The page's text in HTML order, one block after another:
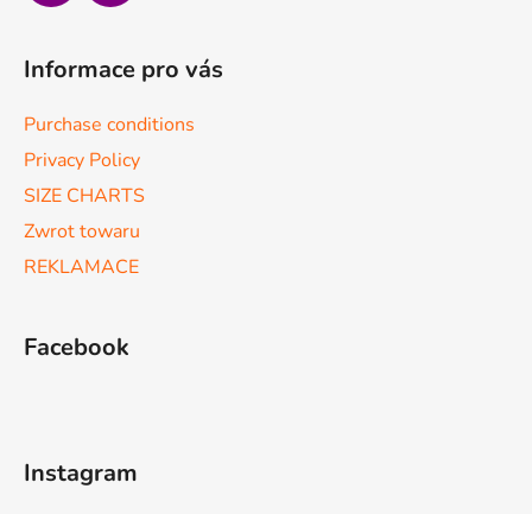
Informace pro vás
Purchase conditions
Privacy Policy
SIZE CHARTS
Zwrot towaru
REKLAMACE
Facebook
Instagram